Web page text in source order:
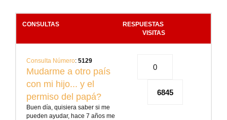
CONSULTAS
RESPUESTAS
VISITAS
.
Consulta Número: 5129
Mudarme a otro país
con mi hijo... y el
permiso del papá?
Buen día, quisiera saber si me
pueden ayudar, hace 7 años me
0
6845